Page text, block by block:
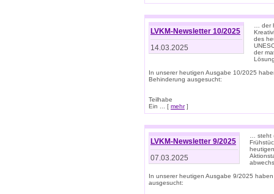
LVKM-Newsletter 10/2025
14.03.2025
… der
des
der
In unserer heutigen Ausgabe 10/2025
Behinderung ausgesucht:
Teilhabe
Ein ... [ mehr]
LVKM-Newsletter 9/2025
07.03.2025
… steht
In unserer heutigen Ausgabe 9/2025
ausgesucht: